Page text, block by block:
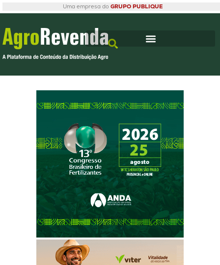
Uma empresa do GRUPO PUBLIQUE